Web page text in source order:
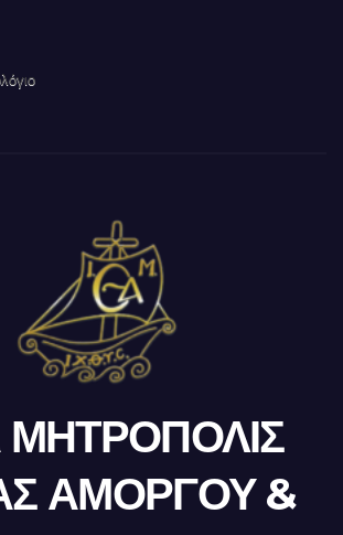
ΜΗΤΡΟΠΟΛΙΣ
ΑΜΟΡΓΟΥ &